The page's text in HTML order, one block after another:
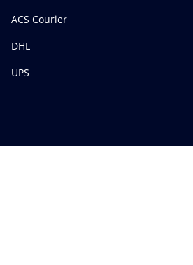
ACS Courier
DHL
UPS